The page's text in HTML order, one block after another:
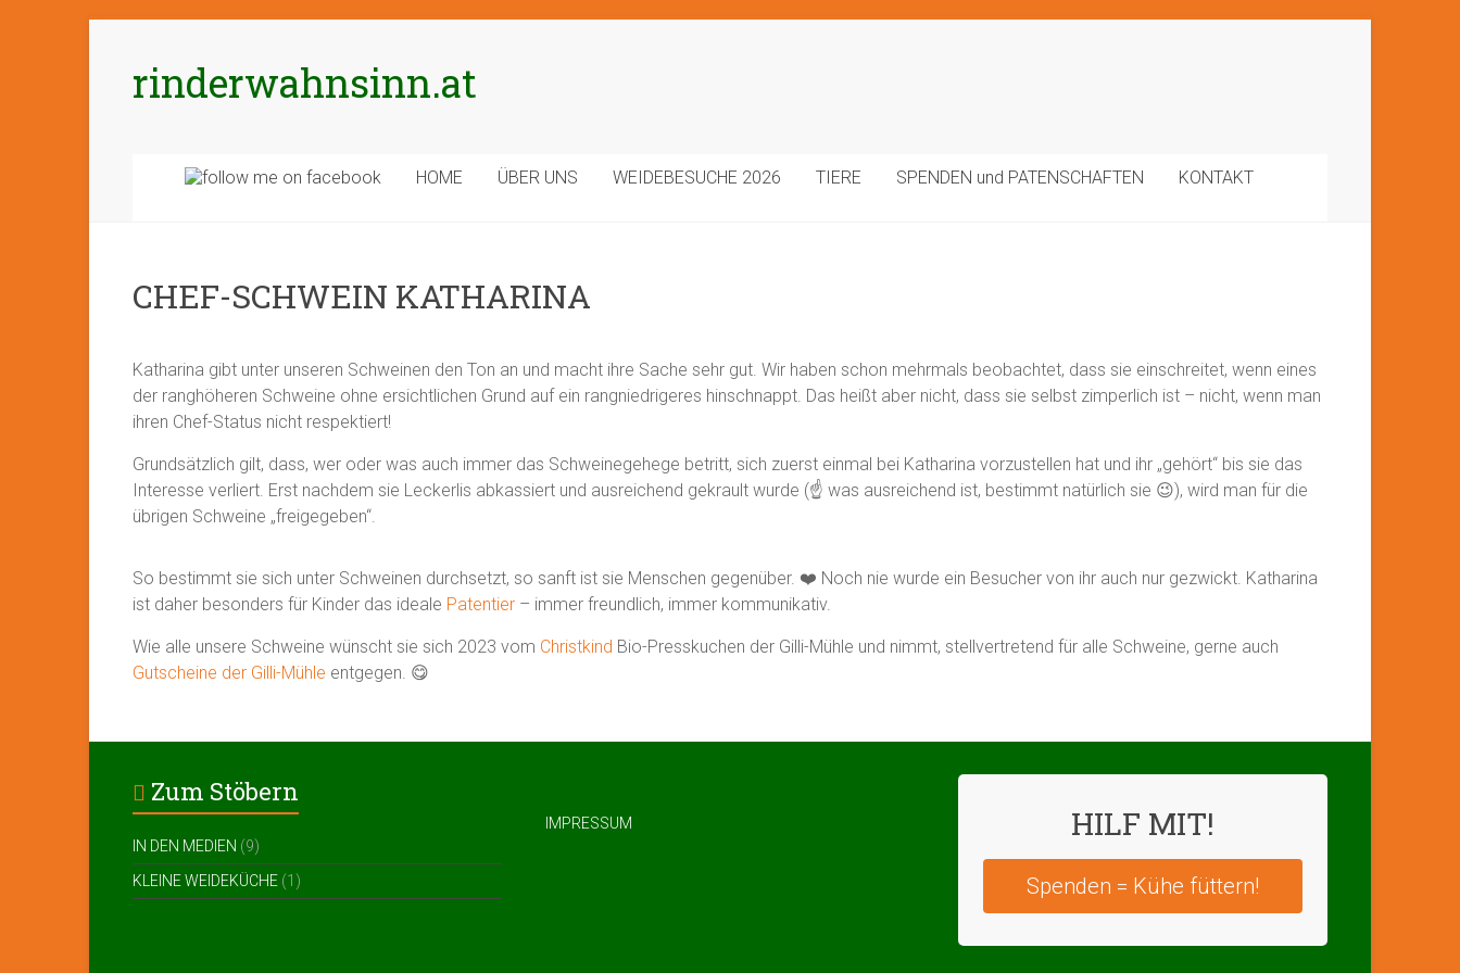
springenrinderwahnsinn.at
HOME ÜBER UNS WEIDEBESUCHE 2026 TIERE SPENDEN und PATENSCHAFTEN KONTAKT
CHEF-SCHWEIN KATHARINA
Katharina gibt unter unseren Schweinen den Ton an und macht ihre Sache sehr gut. Wir haben schon mehrmals beobachtet, dass sie einschreitet, wenn eines
der ranghöheren Schweine ohne ersichtlichen Grund auf ein rangniedrigeres hinschnappt. Das heißt aber nicht, dass sie selbst zimperlich ist – nicht, wenn man
ihren Chef-Status nicht respektiert!
Grundsätzlich gilt, dass, wer oder was auch immer das Schweinegehege betritt, sich zuerst einmal bei Katharina vorzustellen hat und ihr „gehört“ bis sie das
Interesse verliert. Erst nachdem sie Leckerlis abkassiert und ausreichend gekrault wurde (☝️ was ausreichend ist, bestimmt natürlich sie 😉), wird man für die
übrigen Schweine „freigegeben“.
So bestimmt sie sich unter Schweinen durchsetzt, so sanft ist sie Menschen gegenüber. ❤️ Noch nie wurde ein Besucher von ihr auch nur gezwickt. Katharina
ist daher besonders für Kinder das ideale Patentier – immer freundlich, immer kommunikativ.
Wie alle unsere Schweine wünscht sie sich 2023 vom Christkind Bio-Presskuchen der Gilli-Mühle und nimmt, stellvertretend für alle Schweine, gerne auch
Gutscheine der Gilli-Mühle entgegen. 😋
Zum Stöbern
IN DEN MEDIEN (9)
KLEINE WEIDEKÜCHE (1)
IMPRESSUM HILF MIT!
Spenden = Kühe füttern!